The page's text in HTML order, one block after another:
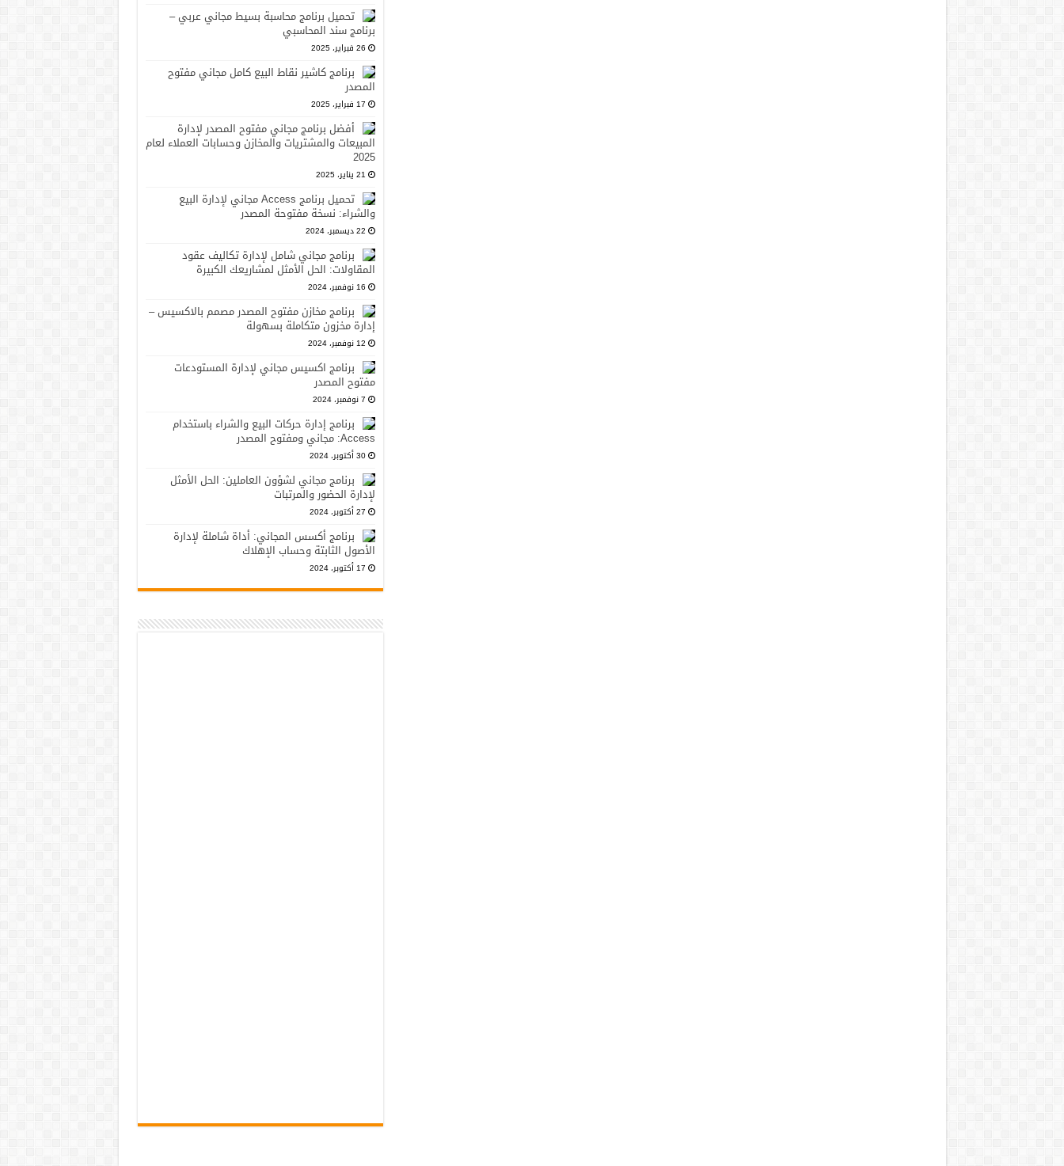
تحميل برنامج محاسبة بسيط مجاني عربي –
برنامج سند المحاسبي
26 فبراير، 2025
برنامج كاشير نقاط البيع كامل مجاني مفتوح
المصدر
17 فبراير، 2025
أفضل برنامج مجاني مفتوح المصدر لإدارة
المبيعات والمشتريات والمخازن وحسابات العملاء لعام
2025
21 يناير، 2025
تحميل برنامج Access مجاني لإدارة البيع
والشراء: نسخة مفتوحة المصدر
22 ديسمبر، 2024
برنامج مجاني شامل لإدارة تكاليف عقود
المقاولات: الحل الأمثل لمشاريعك الكبيرة
16 نوفمبر، 2024
برنامج مخازن مفتوح المصدر مصمم بالاكسيس –
إدارة مخزون متكاملة بسهولة
12 نوفمبر، 2024
برنامج اكسيس مجاني لإدارة المستودعات
مفتوح المصدر
7 نوفمبر، 2024
برنامج إدارة حركات البيع والشراء باستخدام
Access: مجاني ومفتوح المصدر
30 أكتوبر، 2024
برنامج مجاني لشؤون العاملين: الحل الأمثل
لإدارة الحضور والمرتبات
27 أكتوبر، 2024
برنامج أكسس المجاني: أداة شاملة لإدارة
الأصول الثابتة وحساب الإهلاك
17 أكتوبر، 2024